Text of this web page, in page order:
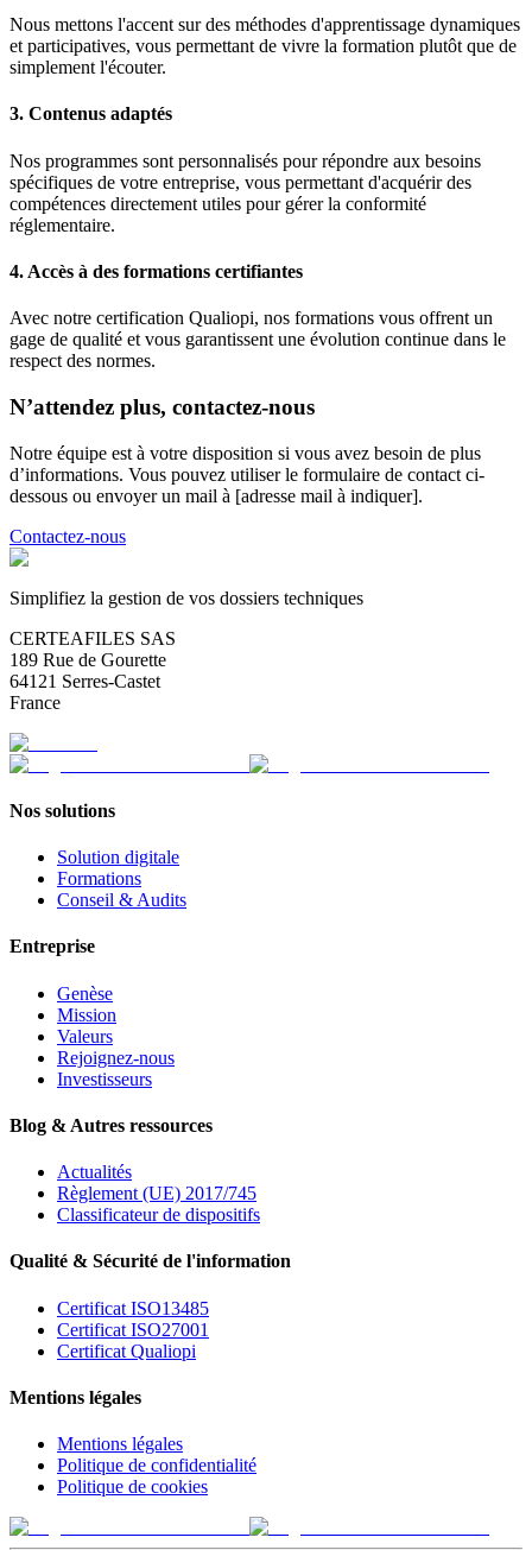
Nous mettons l'accent sur des méthodes d'apprentissage dynamiques
et participatives, vous permettant de vivre la formation plutôt que de
simplement l'écouter.
3. Contenus adaptés
Nos programmes sont personnalisés pour répondre aux besoins
spécifiques de votre entreprise, vous permettant d'acquérir des
compétences directement utiles pour gérer la conformité
réglementaire.
4. Accès à des formations certifiantes
Avec notre certification Qualiopi, nos formations vous offrent un
gage de qualité et vous garantissent une évolution continue dans le
respect des normes.
N’attendez plus, contactez-nous
Notre équipe est à votre disposition si vous avez besoin de plus
d’informations. Vous pouvez utiliser le formulaire de contact ci-
dessous ou envoyer un mail à [adresse mail à indiquer].
Contactez-nous
Simplifiez la gestion de vos dossiers techniques
CERTEAFILES SAS
189 Rue de Gourette
64121 Serres-Castet
France
Nos solutions
Solution digitale
Formations
Conseil & Audits
Entreprise
Genèse
Mission
Valeurs
Rejoignez-nous
Investisseurs
Blog & Autres ressources
Actualités
Règlement (UE) 2017/745
Classificateur de dispositifs
Qualité & Sécurité de l'information
Certificat ISO13485
Certificat ISO27001
Certificat Qualiopi
Mentions légales
Mentions légales
Politique de confidentialité
Politique de cookies